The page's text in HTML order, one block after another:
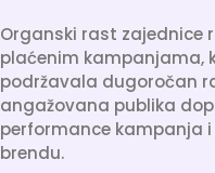
Organski rast zajednice
plaćenim kampanjama,
podržavala dugoročan
angažovana publika
performance kampanja
brendu.